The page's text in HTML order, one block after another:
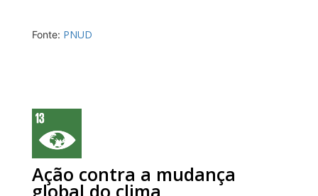
Fonte: PNUD
Ação contra a mudança
global do clima